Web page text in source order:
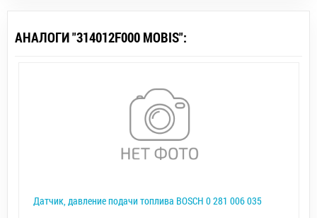
АНАЛОГИ "314012F000 MOBIS":
Датчик, давление подачи топлива BOSCH 0 281 006 035